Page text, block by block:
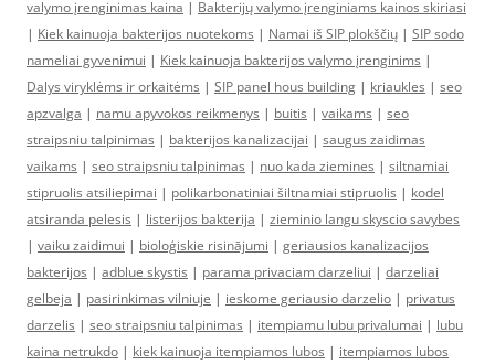
valymo įrenginimas kaina | Bakterijų valymo įrenginiams kainos skiriasi
| Kiek kainuoja bakterijos nuotekoms | Namai iš SIP plokščių | SIP sodo
nameliai gyvenimui | Kiek kainuoja bakterijos valymo įrenginims |
Dalys viryklėms ir orkaitėms | SIP panel hous building | kriaukles | seo
apzvalga | namu apyvokos reikmenys | buitis | vaikams | seo
straipsniu talpinimas | bakterijos kanalizacijai | saugus zaidimas
vaikams | seo straipsniu talpinimas | nuo kada ziemines | siltnamiai
stipruolis atsiliepimai | polikarbonatiniai šiltnamiai stipruolis | kodel
atsiranda pelesis | listerijos bakterija | zieminio langu skyscio savybes
| vaiku zaidimui | bioloģiskie risinājumi | geriausios kanalizacijos
bakterijos | adblue skystis | parama privaciam darzeliui | darzeliai
gelbeja | pasirinkimas vilniuje | ieskome geriausio darzelio | privatus
darzelis | seo straipsniu talpinimas | itempiamu lubu privalumai | lubu
kaina netrukdo | kiek kainuoja itempiamos lubos | itempiamos lubos